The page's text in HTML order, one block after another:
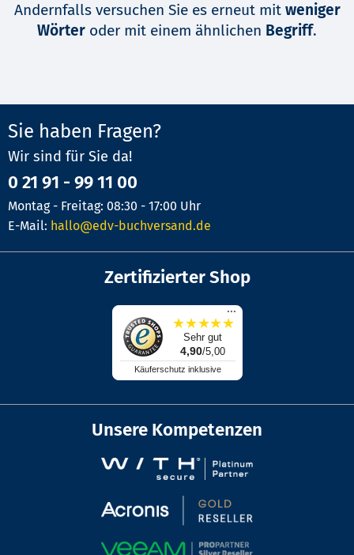
Andernfalls versuchen Sie es erneut mit weniger
Wörter oder mit einem ähnlichen Begriff.
Sie haben Fragen?
Wir sind für Sie da!
0 21 91 - 99 11 00
Montag - Freitag: 08:30 - 17:00 Uhr
E-Mail: hallo@edv-buchversand.de
Zertifizierter Shop
...
★★★★★
Sehr gut
4,90/5,00
Käuferschutz inklusive
Unsere Kompetenzen